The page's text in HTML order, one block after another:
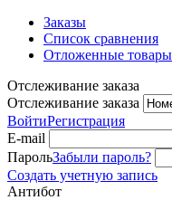
Заказы
Список сравнения
Отложенные товары
Отслеживание заказа
Отслеживание заказа
ВойтиРегистрация
E-mail
ПарольЗабыли пароль?
Создать учетную запись
Антибот